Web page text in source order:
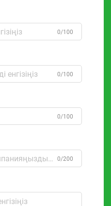
0/100
0/100
0/100
0/200